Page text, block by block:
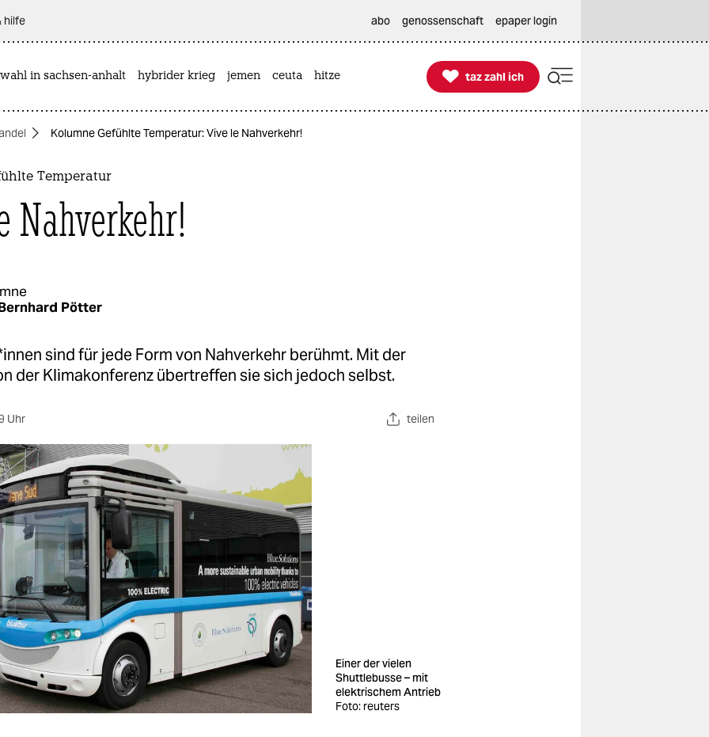
hilfe abo genossenschaft epaper login
in sachsen-anhalt hybrider krieg jemen ceuta hitze 
taz zahl ich
taz zahl ich
Kolumne Gefühlte Temperatur: Vive le Nahverkehr!
Temperatur
Nahverkehr!
Pötter
sind für jede Form von Nahverkehr berühmt. Mit der
der Klimakonferenz übertreffen sie sich jedoch selbst.
Uhr teilen
Einer der vielen
Shuttlebusse – mit
elektrischem Antrieb
Foto: reuters